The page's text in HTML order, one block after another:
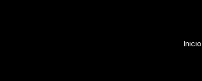
Inicio